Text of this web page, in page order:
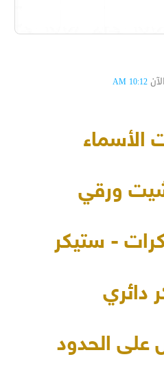
10:12 AM
الأسماء
ورقي
- ستيكر
دائري
الحدود